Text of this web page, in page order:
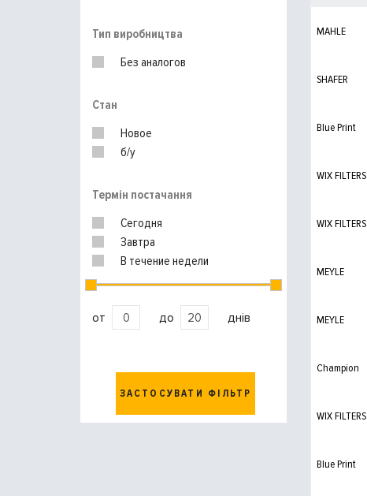
FEBI
HENGST
Тип виробництва
Без аналогов
Стан
Новое
б/у
Термін постачання
Сегодня
Завтра
В течение недели
от до днів
ЗАСТОСУВАТИ ФІЛЬТР
MAHLE
SHAFER
Blue Print
WIX FILTERS
WIX FILTERS
MEYLE
MEYLE
Champion
WIX FILTERS
Blue Print